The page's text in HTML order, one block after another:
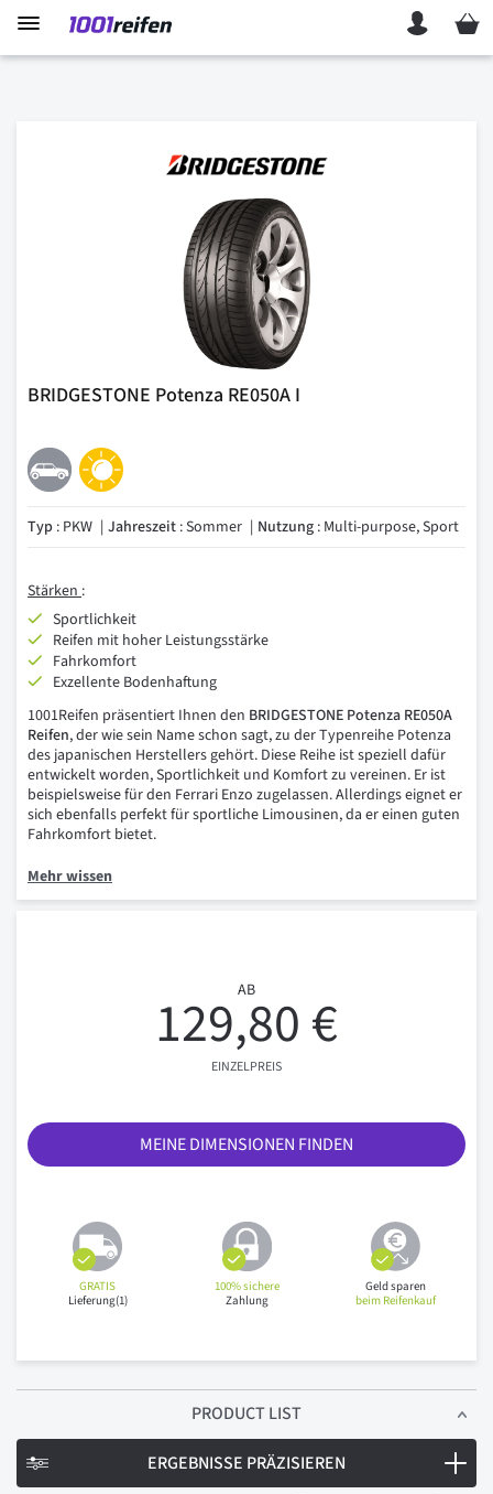
Mein
BRIDGESTONE Potenza RE050A I
Typ : PKW Jahreszeit : Sommer Nutzung : Multi-purpose, Sport
Stärken:
Sportlichkeit
Reifen mit hoher Leistungsstärke
Fahrkomfort
Exzellente Bodenhaftung
1001Reifen präsentiert Ihnen den BRIDGESTONE Potenza RE050A
Reifen, der wie sein Name schon sagt, zu der Typenreihe Potenza
des japanischen Herstellers gehört. Diese Reihe ist speziell dafür
entwickelt worden, Sportlichkeit und Komfort zu vereinen. Er ist
beispielsweise für den Ferrari Enzo zugelassen. Allerdings eignet er
sich ebenfalls perfekt für sportliche Limousinen, da er einen guten
Fahrkomfort bietet.
Mehr wissen
AB
129,80 €
EINZELPREIS
MEINE DIMENSIONEN FINDEN
GRATIS
Lieferung(1)
100% sichere
Zahlung
Geld sparen
beim Reifenkauf
PRODUCT LIST
ERGEBNISSE PRÄZISIEREN